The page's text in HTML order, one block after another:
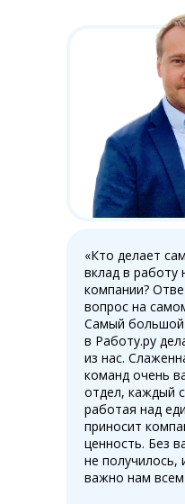
«Кто делает
вклад в работу
компании?
вопрос на
Самый большой
в Работу.ру
из нас.
команд очень
отдел, каждый
работая над
приносит
ценность. Без
не получилось,
важно нам всем